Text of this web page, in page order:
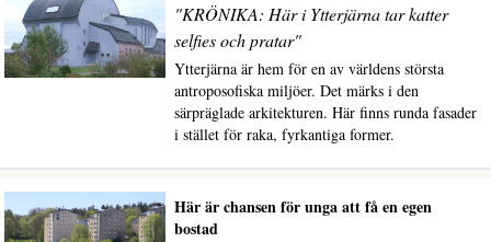
"KRÖNIKA: Här i Ytterjärna tar katter
selfies och pratar"
Ytterjärna är hem för en av världens största
antroposofiska miljöer. Det märks i den
särpräglade arkitekturen. Här finns runda fasader
i stället för raka, fyrkantiga former.
Här är chansen för unga att få en egen
bostad